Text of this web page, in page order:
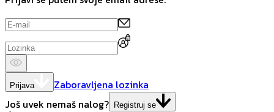
Prijava
Zaboravljena lozinka
Još uvek nemaš nalog? Registruj se